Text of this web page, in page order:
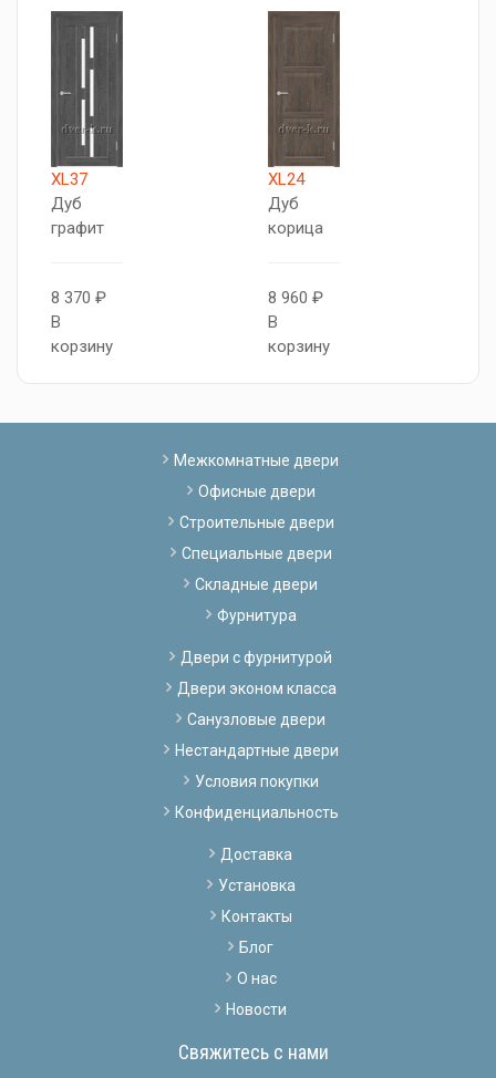
XL37
Дуб
графит
8 370 ₽
В
корзину
XL24
Дуб
корица
8 960 ₽
В
корзину
Межкомнатные двери
Офисные двери
Строительные двери
Специальные двери
Складные двери
Фурнитура
Двери с фурнитурой
Двери эконом класса
Санузловые двери
Нестандартные двери
Условия покупки
Конфиденциальность
Доставка
Установка
Контакты
Блог
О нас
Новости
Свяжитесь с нами